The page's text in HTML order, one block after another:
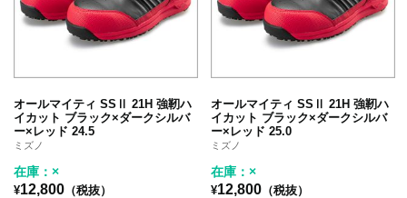
オールマイティ SSⅡ 21H 強靭ハ
イカット ブラック×ダークシルバ
ー×レッド 24.5
ミズノ
在庫：×
¥12,800 （税抜）
オールマイティ SSⅡ 21H 強靭ハ
イカット ブラック×ダークシルバ
ー×レッド 25.0
ミズノ
在庫：×
¥12,800 （税抜）